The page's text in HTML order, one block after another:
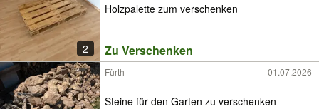
2
Holzpalette zum verschenken
Zu Verschenken
Fürth 01.07.2026
Steine für den Garten zu verschenken